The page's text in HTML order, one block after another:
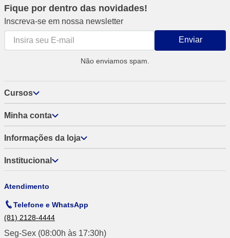
Fique por dentro das novidades!
Inscreva-se em nossa newsletter
Enviar
Não enviamos spam.
Cursos
Minha conta
Informações da loja
Institucional
Atendimento
Telefone e WhatsApp
(81) 2128-4444
Seg-Sex (08:00h às 17:30h)